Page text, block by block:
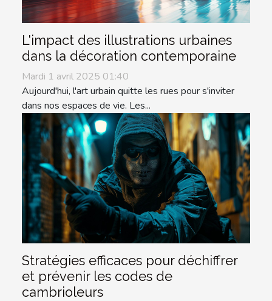
L'impact des illustrations urbaines
dans la décoration contemporaine
Mardi 1 avril 2025 01:40
Aujourd'hui, l'art urbain quitte les rues pour s'inviter
dans nos espaces de vie. Les...
Stratégies efficaces pour déchiffrer
et prévenir les codes de
cambrioleurs